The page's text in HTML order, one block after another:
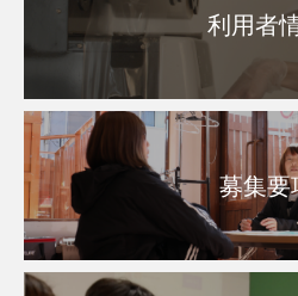
利用者
募集要